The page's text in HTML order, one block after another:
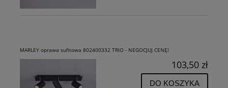
MARLEY oprawa sufitowa 802400332 TRIO - NEGOCJUJ CENĘ!
103,50 zł
DO KOSZYKA